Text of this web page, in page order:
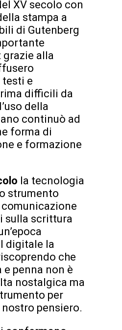
XV secolo con
stampa a
di Gutenberg
grazie alla
testi e
difficili da
della
continuò ad
forma di
e formazione
la tecnologia
strumento
sulla scrittura
digitale la
che
e penna non è
nostalgica ma
per
pensiero.